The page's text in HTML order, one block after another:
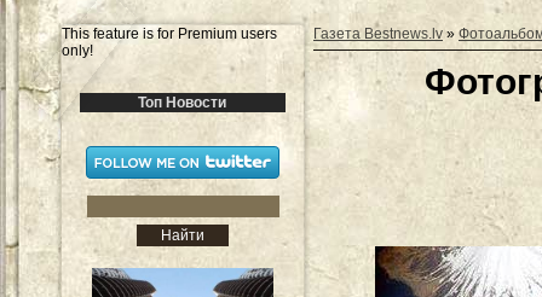
This feature is for Premium users
only!
Топ Новости
Газета Bestnews.lv»